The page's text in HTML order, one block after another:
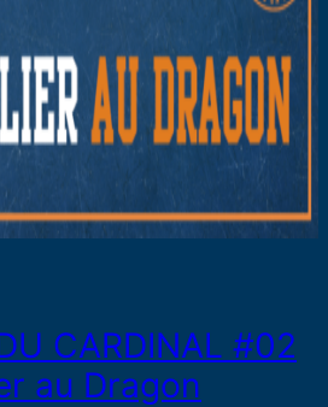
CARDINAL #02
au Dragon